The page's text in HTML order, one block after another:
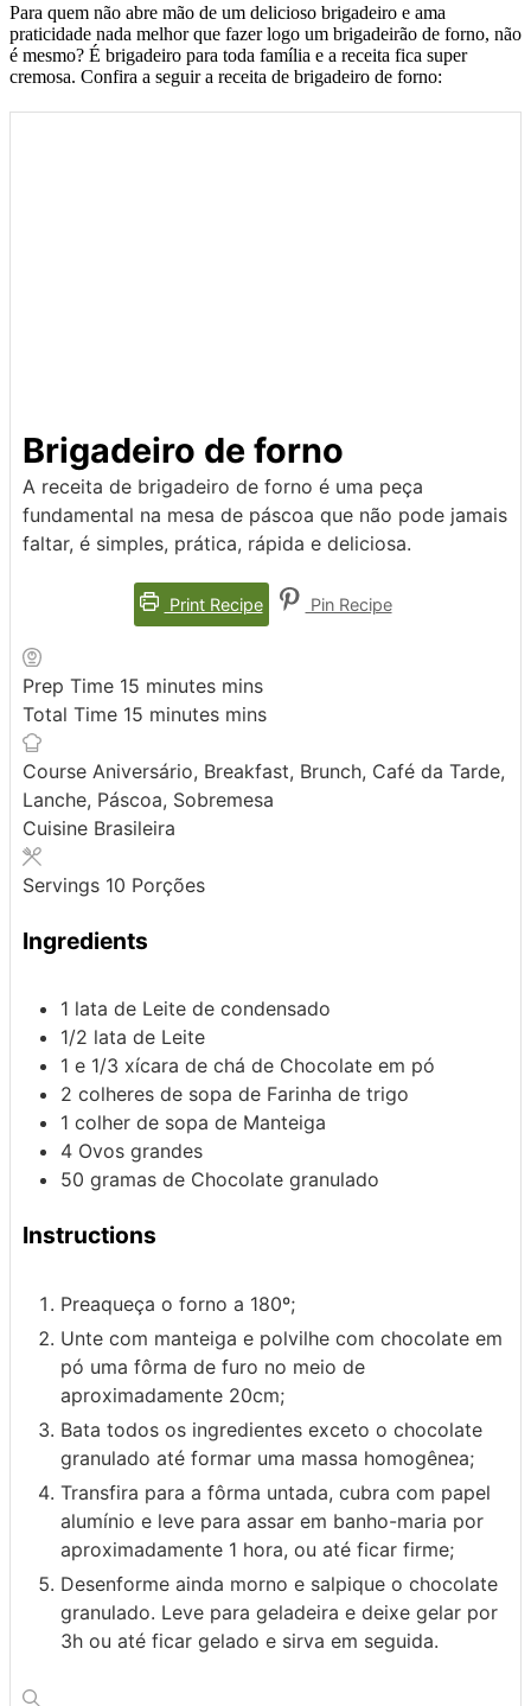
Para quem não abre mão de um delicioso brigadeiro e ama
praticidade nada melhor que fazer logo um brigadeirão de forno, não
é mesmo? É brigadeiro para toda família e a receita fica super
cremosa. Confira a seguir a receita de brigadeiro de forno:
Brigadeiro de forno
A receita de brigadeiro de forno é uma peça
fundamental na mesa de páscoa que não pode jamais
faltar, é simples, prática, rápida e deliciosa.
Print Recipe Pin Recipe
Prep Time 15 minutes mins
Total Time 15 minutes mins
Course Aniversário, Breakfast, Brunch, Café da Tarde,
Lanche, Páscoa, Sobremesa
Cuisine Brasileira
Servings 10 Porções
Ingredients
1 lata de Leite de condensado
1/2 lata de Leite
1 e 1/3 xícara de chá de Chocolate em pó
2 colheres de sopa de Farinha de trigo
1 colher de sopa de Manteiga
4 Ovos grandes
50 gramas de Chocolate granulado
Instructions
Preaqueça o forno a 180º;
Unte com manteiga e polvilhe com chocolate em
pó uma fôrma de furo no meio de
aproximadamente 20cm;
Bata todos os ingredientes exceto o chocolate
granulado até formar uma massa homogênea;
Transfira para a fôrma untada, cubra com papel
alumínio e leve para assar em banho-maria por
aproximadamente 1 hora, ou até ficar firme;
Desenforme ainda morno e salpique o chocolate
granulado. Leve para geladeira e deixe gelar por
3h ou até ficar gelado e sirva em seguida.